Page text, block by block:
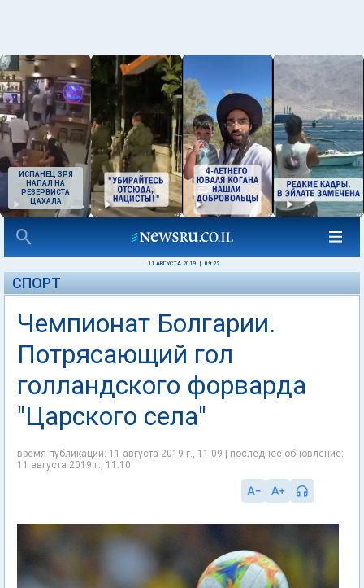
ИСПАНЕЦ ЗРЯ
НАПАЛ НА
РЕЗЕРВИСТА
ЦАХАЛА
11 АВГУСТА 2019 09:22
СПОРТ
Чемпионат Болгарии.
Потрясающий гол
голландского форварда
"Царского села"
время публикации: 11 августа 2019 г., 11:09 | последнее обновление:
11 августа 2019 г., 11:10